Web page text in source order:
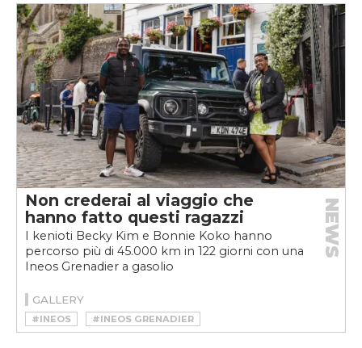
Non crederai al viaggio che
hanno fatto questi ragazzi
I kenioti Becky Kim e Bonnie Koko hanno
percorso più di 45.000 km in 122 giorni con una
Ineos Grenadier a gasolio
NEWS
GALLERY
#INEOS #INEOS GRENADIER